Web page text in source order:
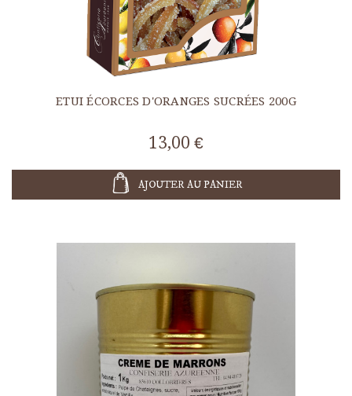
ETUI ÉCORCES D'ORANGES SUCRÉES 200G
13,00 €
AJOUTER AU PANIER